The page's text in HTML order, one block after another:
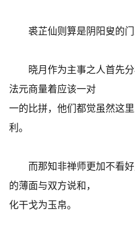
裘芷仙则算是阴阳叟的门
晓月作为主事之人首先分
法元商量着应该一对
一的比拼，他们都觉虽然这
利。
而那知非禅师更加不看好
的薄面与双方说和，
化干戈为玉帛。